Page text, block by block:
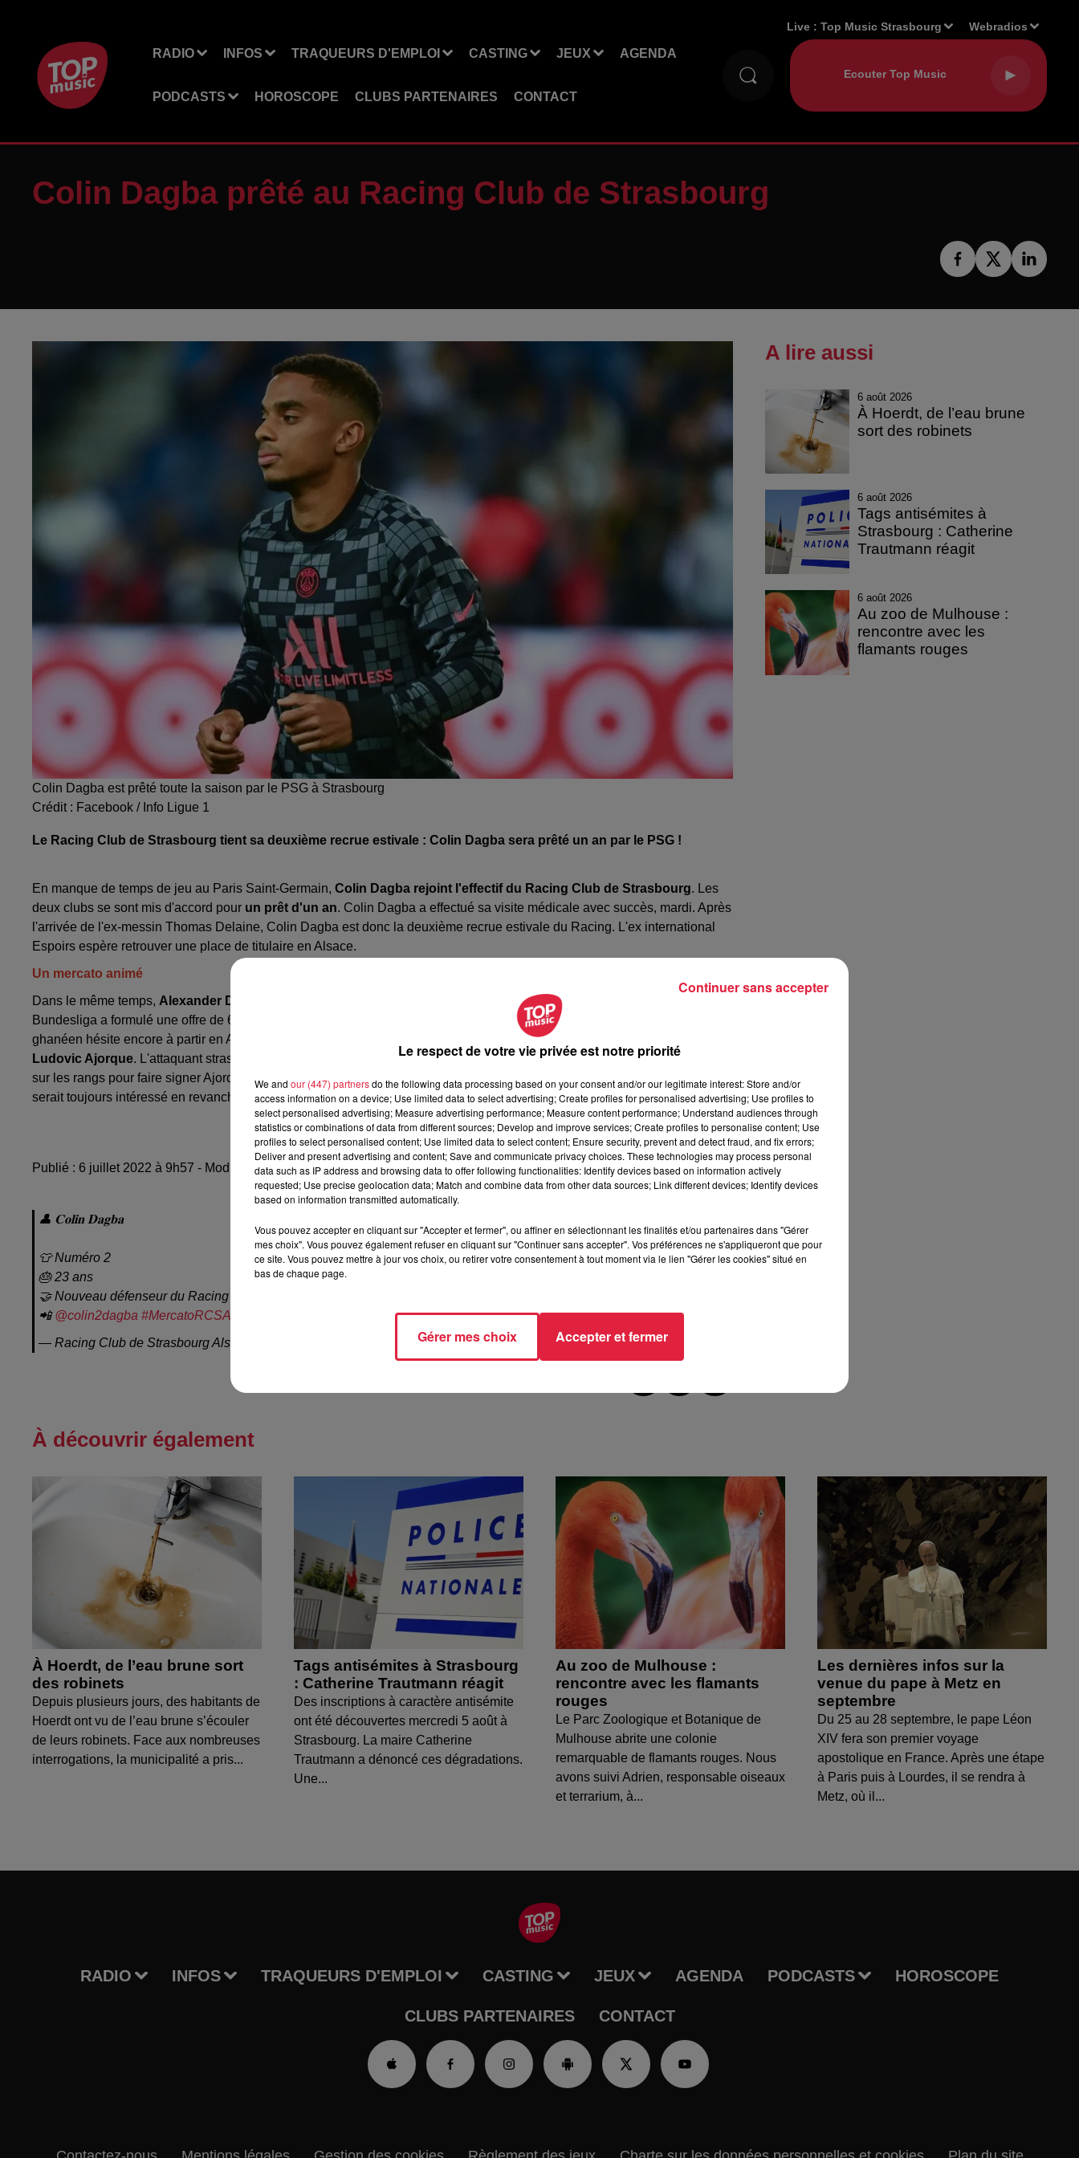
RADIO INFOS TRAQUEURS D'EMPLOI CASTING JEUX AGENDA
PODCASTS HOROSCOPE CLUBS PARTENAIRES CONTACT
Live :Top Music Strasbourg Webradios
Colin Dagba prêté au Racing Club de Strasbourg
Colin Dagba est prêté toute la saison par le PSG à Strasbourg
Crédit : Facebook / Info Ligue 1
Le Racing Club de Strasbourg tient sa deuxième recrue estivale : Colin Dagba sera prêté un an par le PSG !
En manque de temps de jeu au Paris Saint-Germain, Colin Dagba rejoint l'effectif du Racing Club de Strasbourg. Les
deux clubs se sont mis d'accord pour un prêt d'un an. Colin Dagba a effectué sa visite médicale avec succès, mardi. Après
l'arrivée de l'ex-messin Thomas Delaine, Colin Dagba est donc la deuxième recrue estivale du Racing. L'ex international
Espoirs espère retrouver une place de titulaire en Alsace.
Un mercato animé
Dans le même temps, Alexander Djiku pourrait rejoindre le club allemand d'Hoffenheim. Le dernier neuvième de
Bundesliga a formulé une offre de 6,5 millions d'euros pour acquérir le défenseur strasbourgeois. Seulement, l'international
ghanéen hésite encore à partir en Allemagne malgré un salaire plus conséquent qu'à Strasbourg.
Ludovic Ajorque. L'attaquant strasbourgeois a obtenu un bon de sortie de la part du président, Marc Keller. Lille, qui était
sur les rangs pour faire signer Ajorque, a finalement renoncé à formuler une offre d'achat. Le club allemand de Francfort
serait toujours intéressé en revanche pour recruter le joueur de 28 ans.
Publié : 6 juillet 2022 à 9h57 - Modifié : 17 janvier 2024 à 14h47 Rédaction Top Music
👤 𝐂𝐨𝐥𝐢𝐧 𝐃𝐚𝐠𝐛𝐚
👕 Numéro 2
🎂 23 ans
🤝 Nouveau défenseur du Racing
📲@colin2dagba #MercatoRCSA
pic.twitter.com/CGNGDA1R1C
— Racing Club de Strasbourg Alsace (@RCSA)
A lire aussi
6 août 2026
À Hoerdt, de l’eau brune
sort des robinets
6 août 2026
Tags antisémites à
Strasbourg : Catherine
Trautmann réagit
6 août 2026
Au zoo de Mulhouse :
rencontre avec les
flamants rouges
À découvrir également
À Hoerdt, de l’eau brune sort
des robinets
Depuis plusieurs jours, des habitants de
Hoerdt ont vu de l’eau brune s’écouler
de leurs robinets. Face aux nombreuses
interrogations, la municipalité a pris...
Tags antisémites à Strasbourg
: Catherine Trautmann réagit
Des inscriptions à caractère antisémite
ont été découvertes mercredi 5 août à
Strasbourg. La maire Catherine
Trautmann a dénoncé ces dégradations.
Une...
Au zoo de Mulhouse :
rencontre avec les flamants
rouges
Le Parc Zoologique et Botanique de
Mulhouse abrite une colonie
remarquable de flamants rouges. Nous
avons suivi Adrien, responsable oiseaux
et terrarium, à...
Les dernières infos sur la
venue du pape à Metz en
septembre
Du 25 au 28 septembre, le pape Léon
XIV fera son premier voyage
apostolique en France. Après une étape
à Paris puis à Lourdes, il se rendra à
Metz, où il...
RADIO INFOS TRAQUEURS D'EMPLOI CASTING JEUX AGENDA PODCASTS HOROSCOPE
CLUBS PARTENAIRES CONTACT
Le respect de votre vie privée est notre priorité
We and our (447) partnersdo the following data processing based on your consent and/or our legitimate interest: Store and/or
access information on a device; Use limited data to select advertising; Create profiles for personalised advertising; Use profiles to
select personalised advertising; Measure advertising performance; Measure content performance; Understand audiences through
statistics or combinations of data from different sources; Develop and improve services; Create profiles to personalise content; Use
profiles to select personalised content; Use limited data to select content; Ensure security, prevent and detect fraud, and fix errors;
Deliver and present advertising and content; Save and communicate privacy choices. These technologies may process personal
data such as IP address and browsing data to offer following functionalities: Identify devices based on information actively
requested; Use precise geolocation data; Match and combine data from other data sources; Link different devices; Identify devices
based on information transmitted automatically.
Vous pouvez accepter en cliquant sur "Accepter et fermer", ou affiner en sélectionnant les finalités et/ou partenaires dans "Gérer
mes choix". Vous pouvez également refuser en cliquant sur "Continuer sans accepter". Vos préférences ne s'appliqueront que pour
ce site. Vous pouvez mettre à jour vos choix, ou retirer votre consentement à tout moment via le lien "Gérer les cookies" situé en
bas de chaque page.
Gérer mes choix Accepter et fermer
Continuer sans accepter